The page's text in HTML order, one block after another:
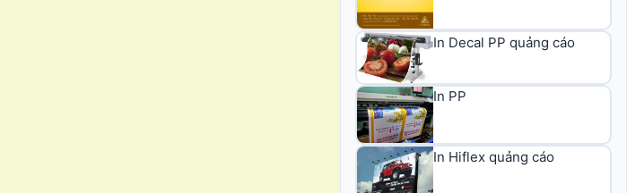
In Decal PP quảng cáo
In PP
In Hiflex quảng cáo